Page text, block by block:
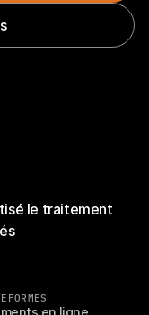
le traitement
en ligne